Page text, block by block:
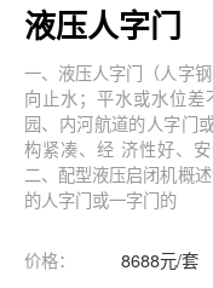
液压人字门
一、液压人字门（人字
向止水；平水或水位
园、内河航道的人字门
构紧凑、经 济性好、
二、配型液压启闭机概
的人字门或一字门的
价格：
8688元/套